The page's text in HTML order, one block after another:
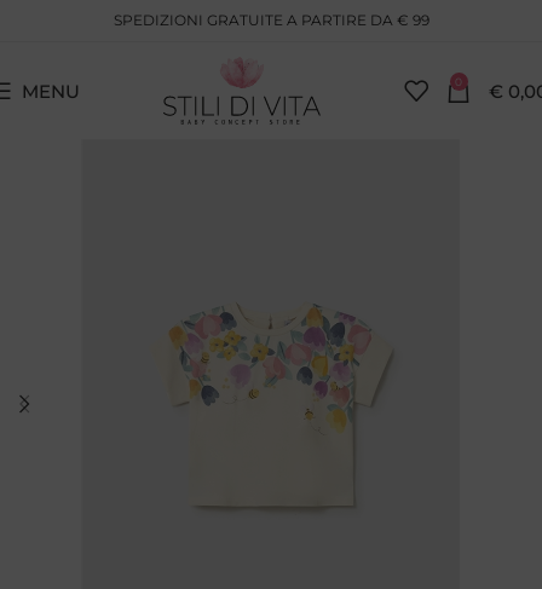
SPEDIZIONI GRATUITE A PARTIRE DA € 99
MENU 0 €